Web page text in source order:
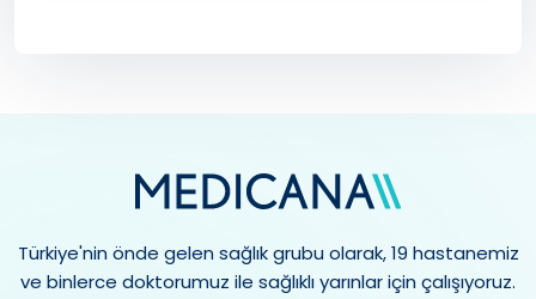
Türkiye'nin önde gelen sağlık grubu olarak, 19 hastanemiz
ve binlerce doktorumuz ile sağlıklı yarınlar için çalışıyoruz.